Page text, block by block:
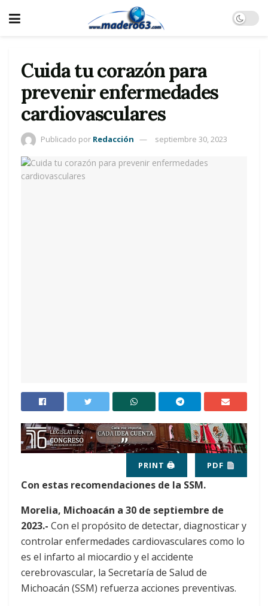
Cuida tu corazón para
prevenir enfermedades
cardiovasculares
Publicado por Redacción septiembre 30, 2023
PRINT 🖨 PDF
Con estas recomendaciones de la SSM.
Morelia, Michoacán a 30 de septiembre de
2023.- Con el propósito de detectar, diagnosticar y
controlar enfermedades cardiovasculares como lo
es el infarto al miocardio y el accidente
cerebrovascular, la Secretaría de Salud de
Michoacán (SSM) refuerza acciones preventivas.